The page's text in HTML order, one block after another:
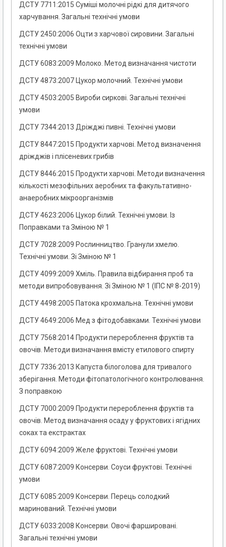
ДСТУ 7711:2015 Суміші молочні рідкі для дитячого
харчування. Загальні технічні умови
ДСТУ 2450:2006 Оцти з харчової сировини. Загальні
технічні умови
ДСТУ 6083:2009 Молоко. Метод визначання чистоти
ДСТУ 4873:2007 Цукор молочний. Технічні умови
ДСТУ 4503:2005 Вироби сиркові. Загальні технічні
умови
ДСТУ 7344:2013 Дріжджі пивні. Технічні умови
ДСТУ 8447:2015 Продукти харчові. Метод визначення
дріжджів і плісеневих грибів
ДСТУ 8446:2015 Продукти харчові. Методи визначення
кількості мезофільних аеробних та факультативно-
анаеробних мікроорганізмів
ДСТУ 4623:2006 Цукор білий. Технічні умови. Із
Поправками та Зміною № 1
ДСТУ 7028:2009 Рослинництво. Гранули хмелю.
Технічні умови. Зі Зміною № 1
ДСТУ 4099:2009 Хміль. Правила відбирання проб та
методи випробовування. Зі Зміною № 1 (ІПС № 8-2019)
ДСТУ 4498:2005 Патока крохмальна. Технічні умови
ДСТУ 4649:2006 Мед з фітодобавками. Технічні умови
ДСТУ 7568:2014 Продукти перероблення фруктів та
овочів. Методи визначання вмісту етилового спирту
ДСТУ 7336:2013 Капуста білоголова для тривалого
зберігання. Методи фітопатологічного контролювання.
З поправкою
ДСТУ 7000:2009 Продукти перероблення фруктів та
овочів. Метод визначання осаду у фруктових і ягідних
соках та екстрактах
ДСТУ 6094:2009 Желе фруктові. Технічні умови
ДСТУ 6087:2009 Консерви. Соуси фруктові. Технічні
умови
ДСТУ 6085:2009 Консерви. Перець солодкий
маринований. Технічні умови
ДСТУ 6033:2008 Консерви. Овочі фаршировані.
Загальні технічні умови